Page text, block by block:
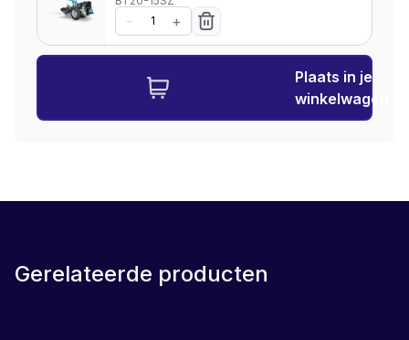
- +
Plaats in je
winkelwagen
Gerelateerde producten